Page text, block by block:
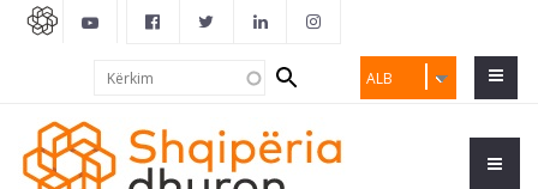
ALB
Search
form